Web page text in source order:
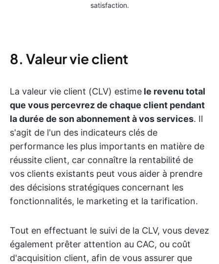
satisfaction.
8. Valeur vie client
La valeur vie client (CLV) estime le revenu total
que vous percevrez de chaque client pendant
la durée de son abonnement à vos services. Il
s'agit de l'un des indicateurs clés de
performance les plus importants en matière de
réussite client, car connaître la rentabilité de
vos clients existants peut vous aider à prendre
des décisions stratégiques concernant les
fonctionnalités, le marketing et la tarification.
Tout en effectuant le suivi de la CLV, vous devez
également prêter attention au CAC, ou coût
d'acquisition client, afin de vous assurer que